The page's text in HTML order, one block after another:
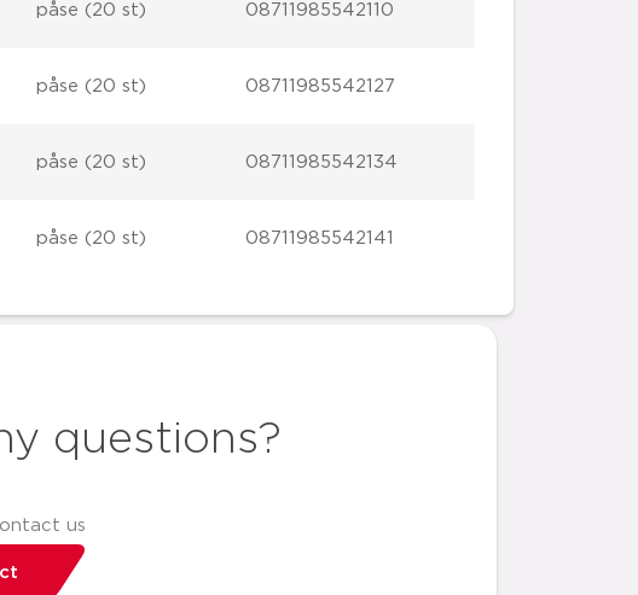
påse (20 st) 08711985542110
påse (20 st) 08711985542127
påse (20 st) 08711985542134
påse (20 st) 08711985542141
questions?
us